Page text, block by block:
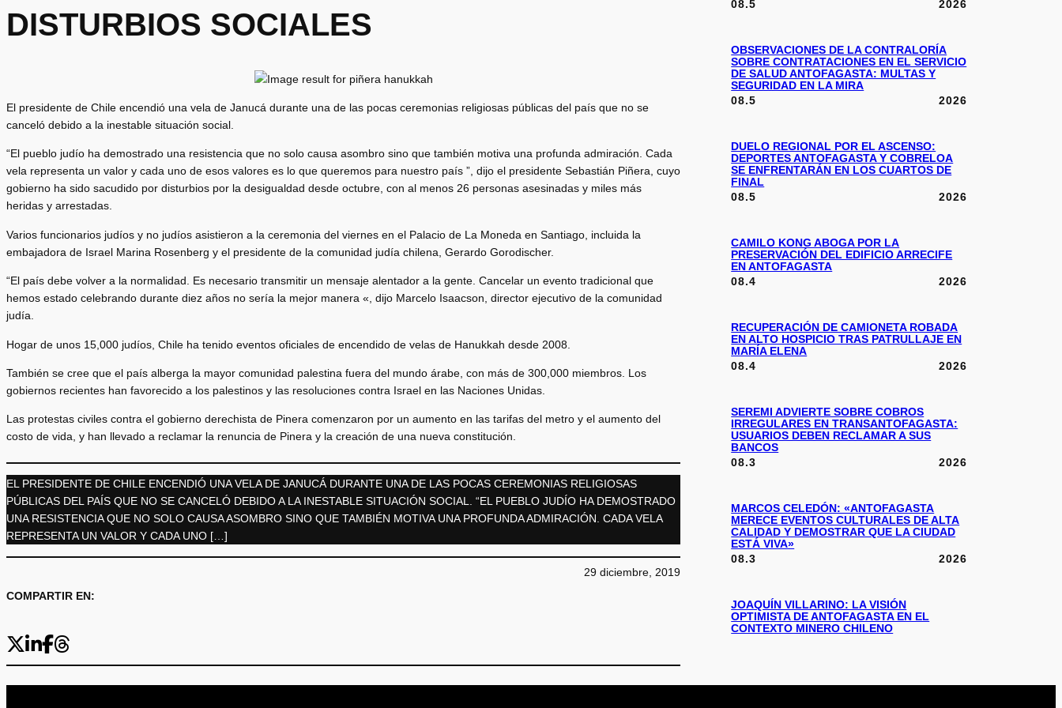
DISTURBIOS SOCIALES
El presidente de Chile encendió una vela de Janucá durante una de las pocas ceremonias religiosas públicas del país que no se
canceló debido a la inestable situación social.
“El pueblo judío ha demostrado una resistencia que no solo causa asombro sino que también motiva una profunda admiración. Cada
vela representa un valor y cada uno de esos valores es lo que queremos para nuestro país ”, dijo el presidente Sebastián Piñera, cuyo
gobierno ha sido sacudido por disturbios por la desigualdad desde octubre, con al menos 26 personas asesinadas y miles más
heridas y arrestadas.
Varios funcionarios judíos y no judíos asistieron a la ceremonia del viernes en el Palacio de La Moneda en Santiago, incluida la
embajadora de Israel Marina Rosenberg y el presidente de la comunidad judía chilena, Gerardo Gorodischer.
“El país debe volver a la normalidad. Es necesario transmitir un mensaje alentador a la gente. Cancelar un evento tradicional que
hemos estado celebrando durante diez años no sería la mejor manera «, dijo Marcelo Isaacson, director ejecutivo de la comunidad
judía.
Hogar de unos 15,000 judíos, Chile ha tenido eventos oficiales de encendido de velas de Hanukkah desde 2008.
También se cree que el país alberga la mayor comunidad palestina fuera del mundo árabe, con más de 300,000 miembros. Los
gobiernos recientes han favorecido a los palestinos y las resoluciones contra Israel en las Naciones Unidas.
Las protestas civiles contra el gobierno derechista de Pinera comenzaron por un aumento en las tarifas del metro y el aumento del
costo de vida, y han llevado a reclamar la renuncia de Pinera y la creación de una nueva constitución.
EL PRESIDENTE DE CHILE ENCENDIÓ UNA VELA DE JANUCÁ DURANTE UNA DE LAS POCAS CEREMONIAS RELIGIOSAS
PÚBLICAS DEL PAÍS QUE NO SE CANCELÓ DEBIDO A LA INESTABLE SITUACIÓN SOCIAL. “EL PUEBLO JUDÍO HA DEMOSTRADO
UNA RESISTENCIA QUE NO SOLO CAUSA ASOMBRO SINO QUE TAMBIÉN MOTIVA UNA PROFUNDA ADMIRACIÓN. CADA VELA
REPRESENTA UN VALOR Y CADA UNO […]
COMPARTIR EN:
29 diciembre, 2019
08.5
2026
OBSERVACIONES DE LA CONTRALORÍA
SOBRE CONTRATACIONES EN EL SERVICIO
DE SALUD ANTOFAGASTA: MULTAS Y
SEGURIDAD EN LA MIRA
08.5
2026
DUELO REGIONAL POR EL ASCENSO:
DEPORTES ANTOFAGASTA Y COBRELOA
SE ENFRENTARÁN EN LOS CUARTOS DE
FINAL
08.5
2026
CAMILO KONG ABOGA POR LA
PRESERVACIÓN DEL EDIFICIO ARRECIFE
EN ANTOFAGASTA
08.4
2026
RECUPERACIÓN DE CAMIONETA ROBADA
EN ALTO HOSPICIO TRAS PATRULLAJE EN
MARÍA ELENA
08.4
2026
SEREMI ADVIERTE SOBRE COBROS
IRREGULARES EN TRANSANTOFAGASTA:
USUARIOS DEBEN RECLAMAR A SUS
BANCOS
08.3
2026
MARCOS CELEDÓN: «ANTOFAGASTA
MERECE EVENTOS CULTURALES DE ALTA
CALIDAD Y DEMOSTRAR QUE LA CIUDAD
ESTÁ VIVA»
08.3
2026
JOAQUÍN VILLARINO: LA VISIÓN
OPTIMISTA DE ANTOFAGASTA EN EL
CONTEXTO MINERO CHILENO